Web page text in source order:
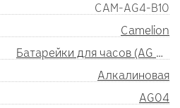
CAM-AG4-B10
Camelion
Батарейки для часов (AG SR)
Алкалиновая
AG04